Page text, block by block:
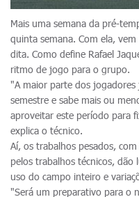
Mais uma semana da pré-
quinta semana. Com ela,
dita. Como define Rafael
ritmo de jogo para o grupo.
"A maior parte dos
semestre e sabe mais ou
aproveitar este período para
explica o técnico.
Aí, os trabalhos pesados,
pelos trabalhos técnicos, dão
uso do campo inteiro e
"Será um preparativo para o